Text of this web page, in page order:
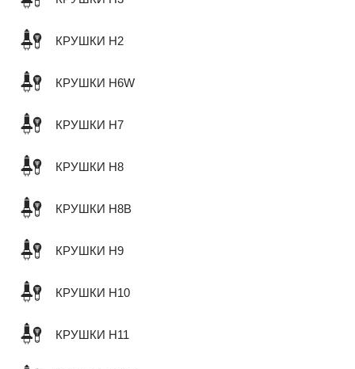
КРУШКИ H2
КРУШКИ H6W
КРУШКИ H7
КРУШКИ H8
КРУШКИ H8B
КРУШКИ H9
КРУШКИ H10
КРУШКИ H11